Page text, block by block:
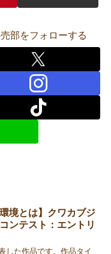
部をフォローする
環境とは】クワカブジ
ンテスト：エントリ
した作品です。作品タイ